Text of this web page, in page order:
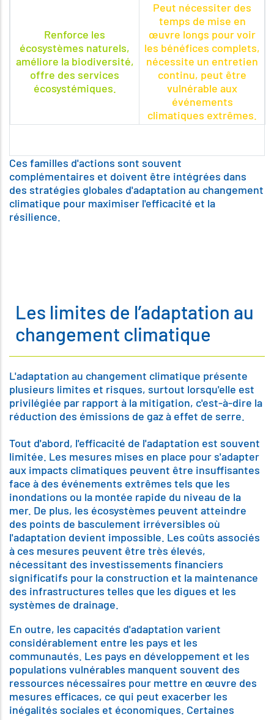
Renforce les
écosystèmes naturels,
améliore la biodiversité,
offre des services
écosystémiques.
Peut nécessiter des
temps de mise en
œuvre longs pour voir
les bénéfices complets,
nécessite un entretien
continu, peut être
vulnérable aux
événements
climatiques extrêmes.
Ces familles d'actions sont souvent
complémentaires et doivent être intégrées dans
des stratégies globales d'adaptation au changement
climatique pour maximiser l'efficacité et la
résilience.
Les limites de l’adaptation au
changement climatique
L'adaptation au changement climatique présente
plusieurs limites et risques, surtout lorsqu'elle est
privilégiée par rapport à la mitigation, c'est-à-dire la
réduction des émissions de gaz à effet de serre.
Tout d'abord, l'efficacité de l'adaptation est souvent
limitée. Les mesures mises en place pour s'adapter
aux impacts climatiques peuvent être insuffisantes
face à des événements extrêmes tels que les
inondations ou la montée rapide du niveau de la
mer. De plus, les écosystèmes peuvent atteindre
des points de basculement irréversibles où
l'adaptation devient impossible. Les coûts associés
à ces mesures peuvent être très élevés,
nécessitant des investissements financiers
significatifs pour la construction et la maintenance
des infrastructures telles que les digues et les
systèmes de drainage.
En outre, les capacités d'adaptation varient
considérablement entre les pays et les
communautés. Les pays en développement et les
populations vulnérables manquent souvent des
ressources nécessaires pour mettre en œuvre des
mesures efficaces, ce qui peut exacerber les
inégalités sociales et économiques. Certaines